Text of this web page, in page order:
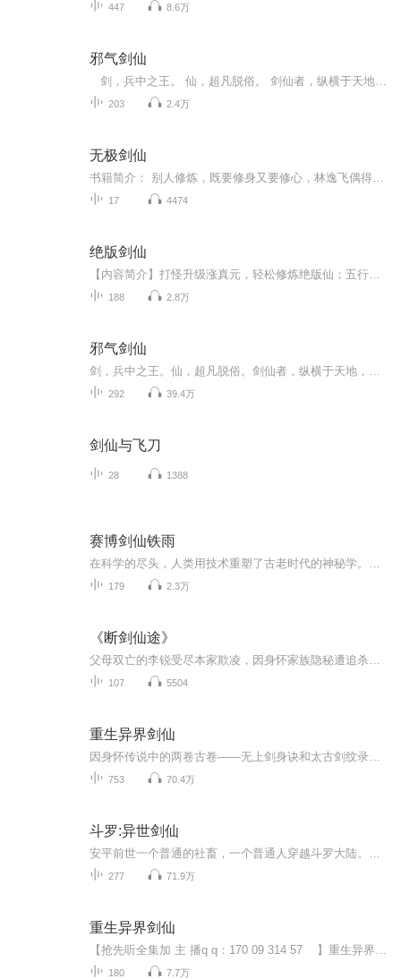
447 8.6万
邪气剑仙
203 2.4万
无极剑仙
17 4474
绝版剑仙
188 2.8万
邪气剑仙
292 39.4万
剑仙与飞刀
28 1388
赛博剑仙铁雨
179 2.3万
《断剑仙途》
107 5504
重生异界剑仙
753 70.4万
斗罗:异世剑仙
277 71.9万
重生异界剑仙
180 7.7万